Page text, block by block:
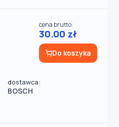
dostawca:
BOSCH
cena brutto:
30.00 zł
Do koszyka